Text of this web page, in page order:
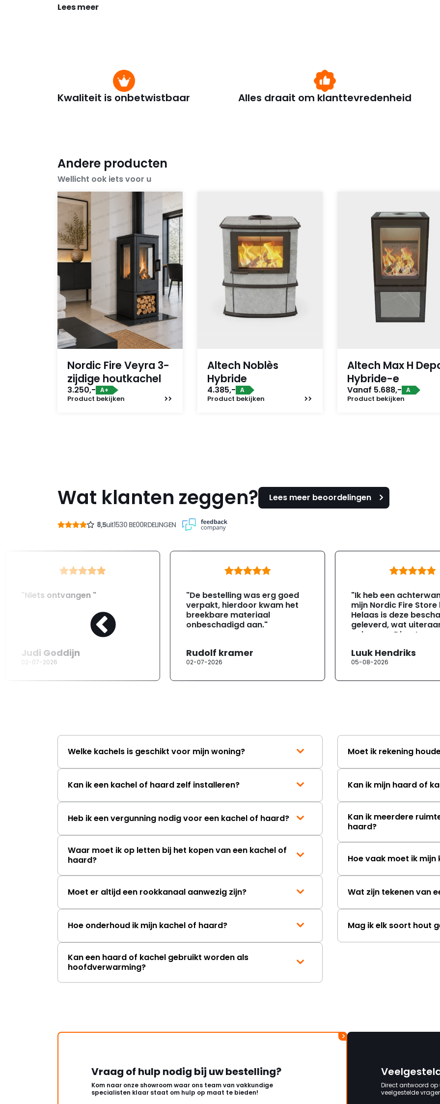
Lees meer
Kwaliteit is onbetwistbaar Alles draait om klanttevredenheid
Andere producten
Wellicht ook iets voor u
Nordic Fire Veyra 3-
zijdige houtkachel
3.250,- A+
Product bekijken
Altech Noblès
Hybride
4.385,- A
Product bekijken
Altech Max H
Hybride-e
Vanaf 5.688,- A
Product bekijken
Wat klanten zeggen? Lees meer beoordelingen
8,5uit1530 BE00RDELINGEN
"Niets ontvangen "
Judi Goddijn
02-07-2026
"De bestelling was erg goed
verpakt, hierdoor kwam het
breekbare materiaal
onbeschadigd aan."
Rudolf kramer
02-07-2026
"Ik heb een
mijn Nordic Fire
Helaas is deze
geleverd, wat
gebeuren. Direct na
opgenomen met de
klantenservice. Helaas
erg moeizaam;
wordt opgelost en
onbeschadigde
Luuk Hendriks
05-08-2026
Welke kachels is geschikt voor mijn woning?
Kan ik een kachel of haard zelf installeren?
Heb ik een vergunning nodig voor een kachel of haard?
Waar moet ik op letten bij het kopen van een kachel of
haard?
Moet er altijd een rookkanaal aanwezig zijn?
Hoe onderhoud ik mijn kachel of haard?
Kan een haard of kachel gebruikt worden als
hoofdverwarming?
Moet ik rekening
Kan ik mijn haard of
Kan ik meerdere
haard?
Hoe vaak moet ik
Wat zijn tekenen van
Mag ik elk soort hout
Vraag of hulp nodig bij uw bestelling?
Kom naar onze showroom waar ons team van vakkundige
specialisten klaar staat om hulp op maat te bieden!
Direct antwoord op
veelgestelde